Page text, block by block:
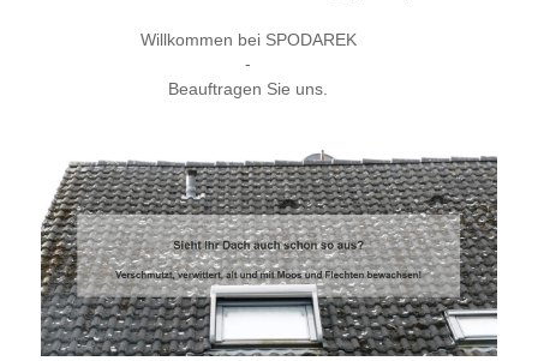
Willkommen bei SPODAREK
-
Beauftragen Sie uns.